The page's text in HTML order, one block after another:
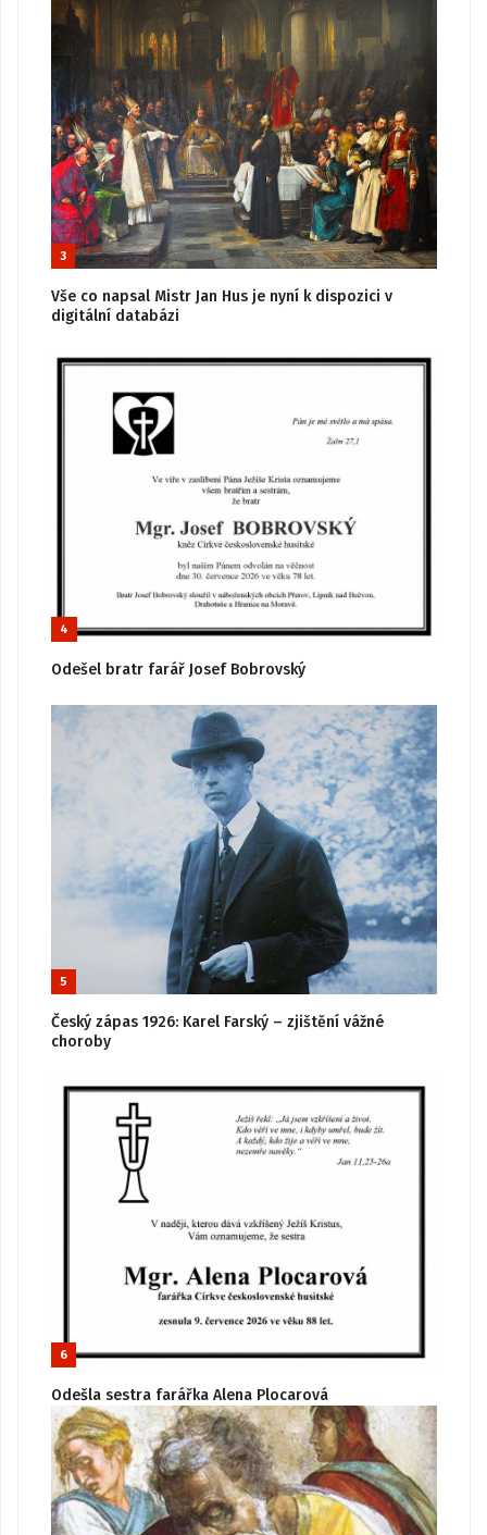
3
Vše co napsal Mistr Jan Hus je nyní k dispozici v
digitální databázi
4
Odešel bratr farář Josef Bobrovský
5
Český zápas 1926: Karel Farský – zjištění vážné
choroby
6
Odešla sestra farářka Alena Plocarová